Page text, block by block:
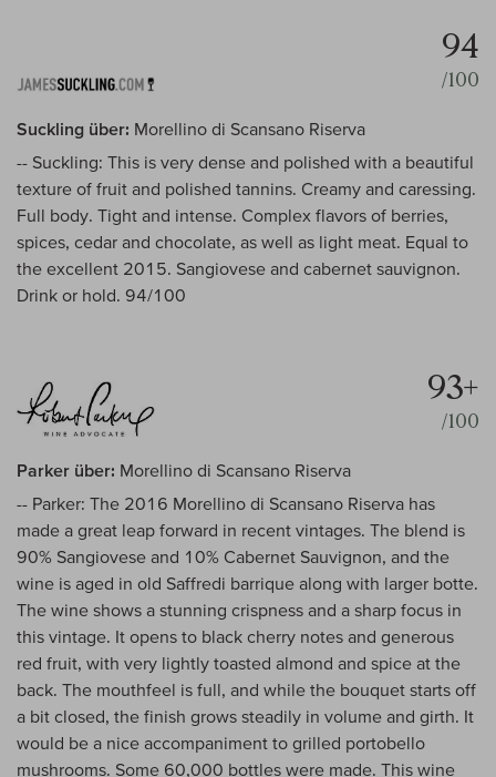
94
/100
Suckling über: Morellino di Scansano Riserva
-- Suckling: This is very dense and polished with a beautiful
texture of fruit and polished tannins. Creamy and caressing.
Full body. Tight and intense. Complex flavors of berries,
spices, cedar and chocolate, as well as light meat. Equal to
the excellent 2015. Sangiovese and cabernet sauvignon.
Drink or hold. 94/100
93+
/100
Parker über: Morellino di Scansano Riserva
-- Parker: The 2016 Morellino di Scansano Riserva has
made a great leap forward in recent vintages. The blend is
90% Sangiovese and 10% Cabernet Sauvignon, and the
wine is aged in old Saffredi barrique along with larger botte.
The wine shows a stunning crispness and a sharp focus in
this vintage. It opens to black cherry notes and generous
red fruit, with very lightly toasted almond and spice at the
back. The mouthfeel is full, and while the bouquet starts off
a bit closed, the finish grows steadily in volume and girth. It
would be a nice accompaniment to grilled portobello
mushrooms. Some 60,000 bottles were made. This wine